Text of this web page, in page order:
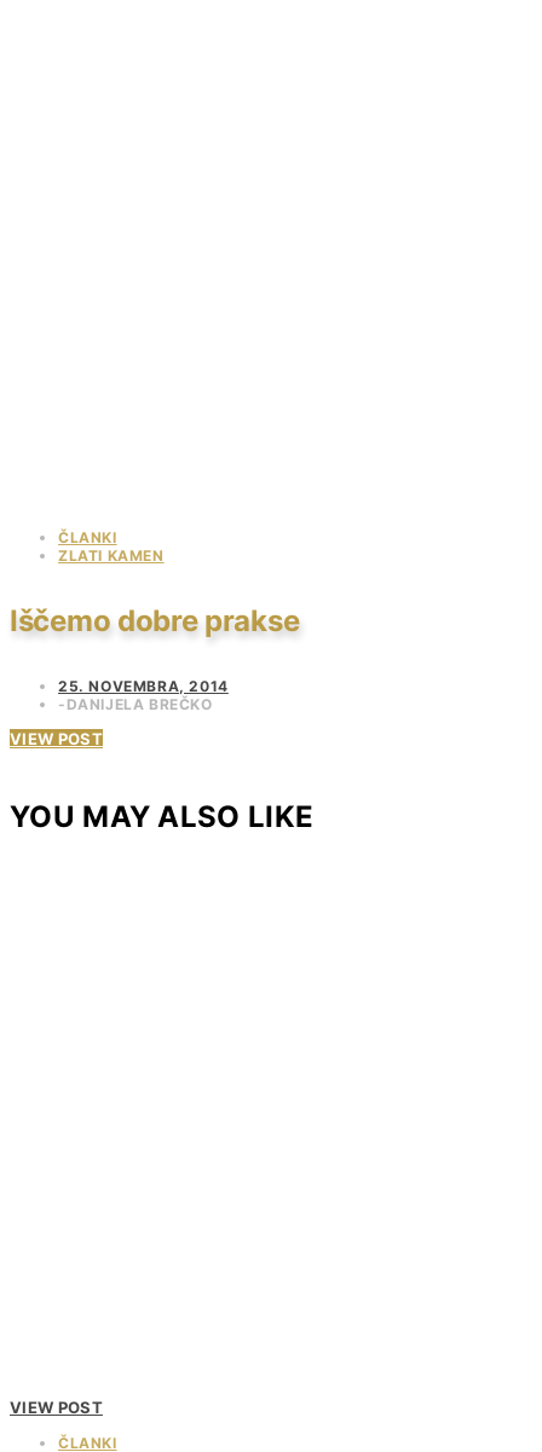
ČLANKI
ZLATI KAMEN
Iščemo dobre prakse
25. NOVEMBRA, 2014
DANIJELA BREČKO
VIEW POST
YOU MAY ALSO LIKE
VIEW POST
ČLANKI